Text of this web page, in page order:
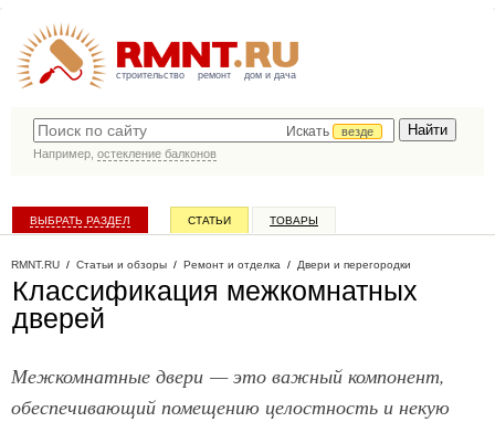
строительство ремонт дом и дача
Искать
везде
Например, остекление балконов
ВЫБРАТЬ РАЗДЕЛ СТАТЬИ ТОВАРЫ
RMNT.RU / Статьи и обзоры / Ремонт и отделка / Двери и перегородки
Классификация межкомнатных
дверей
Межкомнатные двери — это важный компонент,
обеспечивающий помещению целостность и некую